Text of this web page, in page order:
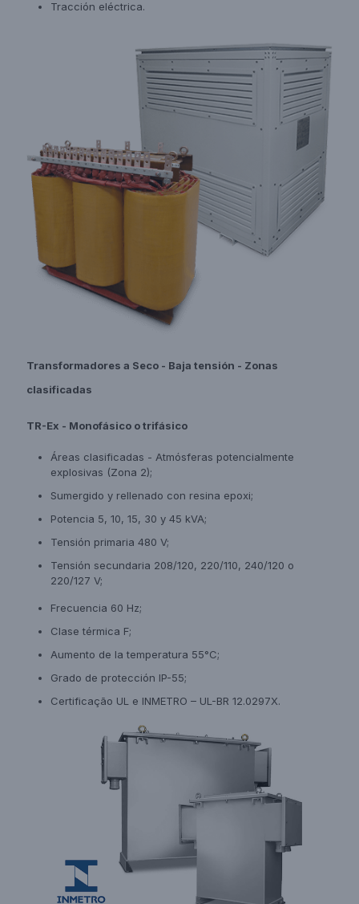
Tracción eléctrica.
Transformadores a Seco - Baja tensión - Zonas
clasificadas
TR-Ex - Monofásico o trifásico
Áreas clasificadas - Atmósferas potencialmente
explosivas (Zona 2);
Sumergido y rellenado con resina epoxi;
Potencia 5, 10, 15, 30 y 45 kVA;
Tensión primaria 480 V;
Tensión secundaria 208/120, 220/110, 240/120 o
220/127 V;
Frecuencia 60 Hz;
Clase térmica F;
Aumento de la temperatura 55°C;
Grado de protección IP-55;
Certificação UL e INMETRO – UL-BR 12.0297X.